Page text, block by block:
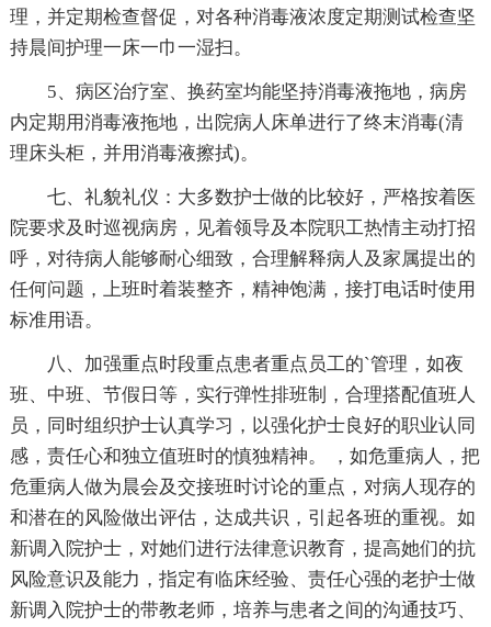
理，并定期检查督促，对各种消毒液浓度定期测试检查坚
持晨间护理一床一巾一湿扫。
5、病区治疗室、换药室均能坚持消毒液拖地，病房
内定期用消毒液拖地，出院病人床单进行了终末消毒(清
理床头柜，并用消毒液擦拭)。
七、礼貌礼仪：大多数护士做的比较好，严格按着医
院要求及时巡视病房，见着领导及本院职工热情主动打招
呼，对待病人能够耐心细致，合理解释病人及家属提出的
任何问题，上班时着装整齐，精神饱满，接打电话时使用
标准用语。
八、加强重点时段重点患者重点员工的`管理，如夜
班、中班、节假日等，实行弹性排班制，合理搭配值班人
员，同时组织护士认真学习，以强化护士良好的职业认同
感，责任心和独立值班时的慎独精神。 ，如危重病人，把
危重病人做为晨会及交接班时讨论的重点，对病人现存的
和潜在的风险做出评估，达成共识，引起各班的重视。如
新调入院护士，对她们进行法律意识教育，提高她们的抗
风险意识及能力，指定有临床经验、责任心强的老护士做
新调入院护士的带教老师，培养与患者之间的沟通技巧、